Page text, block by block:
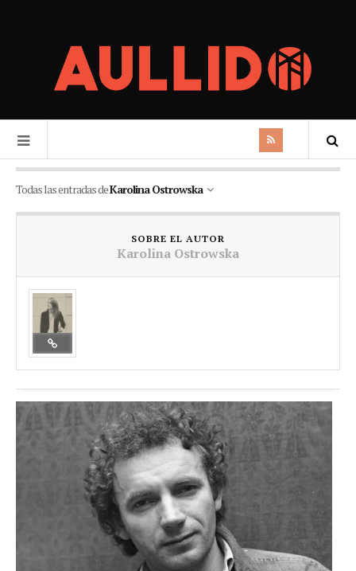
Todas las entradas deKarolina Ostrowska
SOBRE EL AUTOR
Karolina Ostrowska